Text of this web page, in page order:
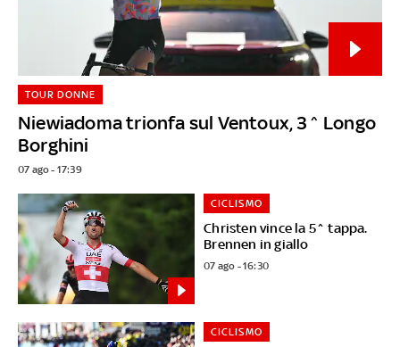
Niewiadoma trionfa sul Ventoux, 3^ Longo
Borghini
TOUR DONNE
07 ago - 17:39
Christen vince la 5^ tappa.
Brennen in giallo
CICLISMO
07 ago - 16:30
CICLISMO